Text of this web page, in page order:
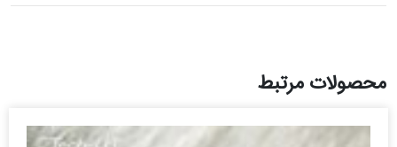
محصولات مرتبط